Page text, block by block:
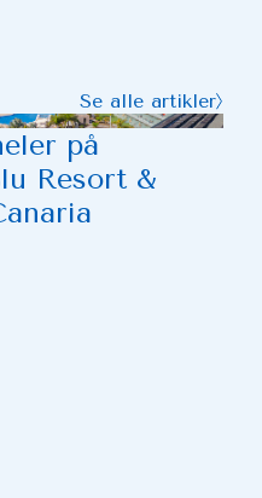
Se alle artikler
på
Resort &